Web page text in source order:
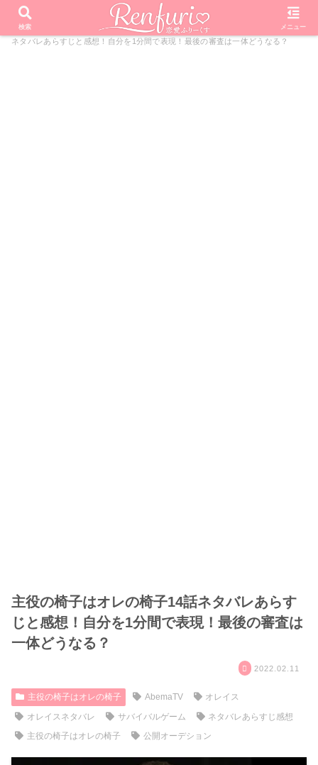
PR
ホーム 主役の椅子はオレの椅子
主役の椅子はオレの椅子14話
ネタバレあらすじと感想！自分を1分間で表現！最後の審査は一体どうなる？
主役の椅子はオレの椅子14話ネタバレあらす
じと感想！自分を1分間で表現！最後の審査は
一体どうなる？
2022.02.11
主役の椅子はオレの椅子 AbemaTV
オレイス
オレイスネタバレ
サバイバルゲーム
ネタバレあらすじ感想
主役の椅子はオレの椅子
公開オーデション
検索 メニュー